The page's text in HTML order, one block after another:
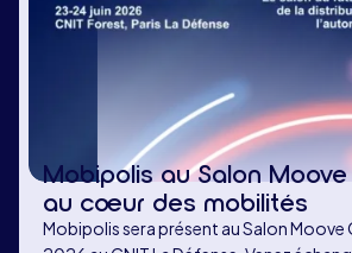
Mobipolis au Salon
au cœur des mobilités
Mobipolis sera présent au Salon Moove